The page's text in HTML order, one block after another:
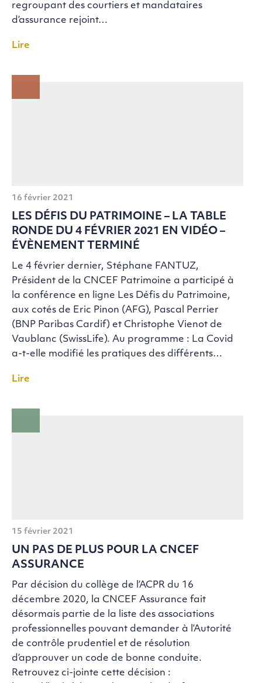
regroupant des courtiers et mandataires
d’assurance rejoint…
Lire
16 février 2021
LES DÉFIS DU PATRIMOINE – LA TABLE
RONDE DU 4 FÉVRIER 2021 EN VIDÉO –
ÉVÈNEMENT TERMINÉ
Le 4 février dernier, Stéphane FANTUZ,
Président de la CNCEF Patrimoine a participé à
la conférence en ligne Les Défis du Patrimoine,
aux cotés de Eric Pinon (AFG), Pascal Perrier
(BNP Paribas Cardif) et Christophe Vienot de
Vaublanc (SwissLife). Au programme : La Covid
a-t-elle modifié les pratiques des différents…
Lire
15 février 2021
UN PAS DE PLUS POUR LA CNCEF
ASSURANCE
Par décision du collège de l’ACPR du 16
décembre 2020, la CNCEF Assurance fait
désormais partie de la liste des associations
professionnelles pouvant demander à l’Autorité
de contrôle prudentiel et de résolution
d’approuver un code de bonne conduite.
Retrouvez ci-jointe cette décision :